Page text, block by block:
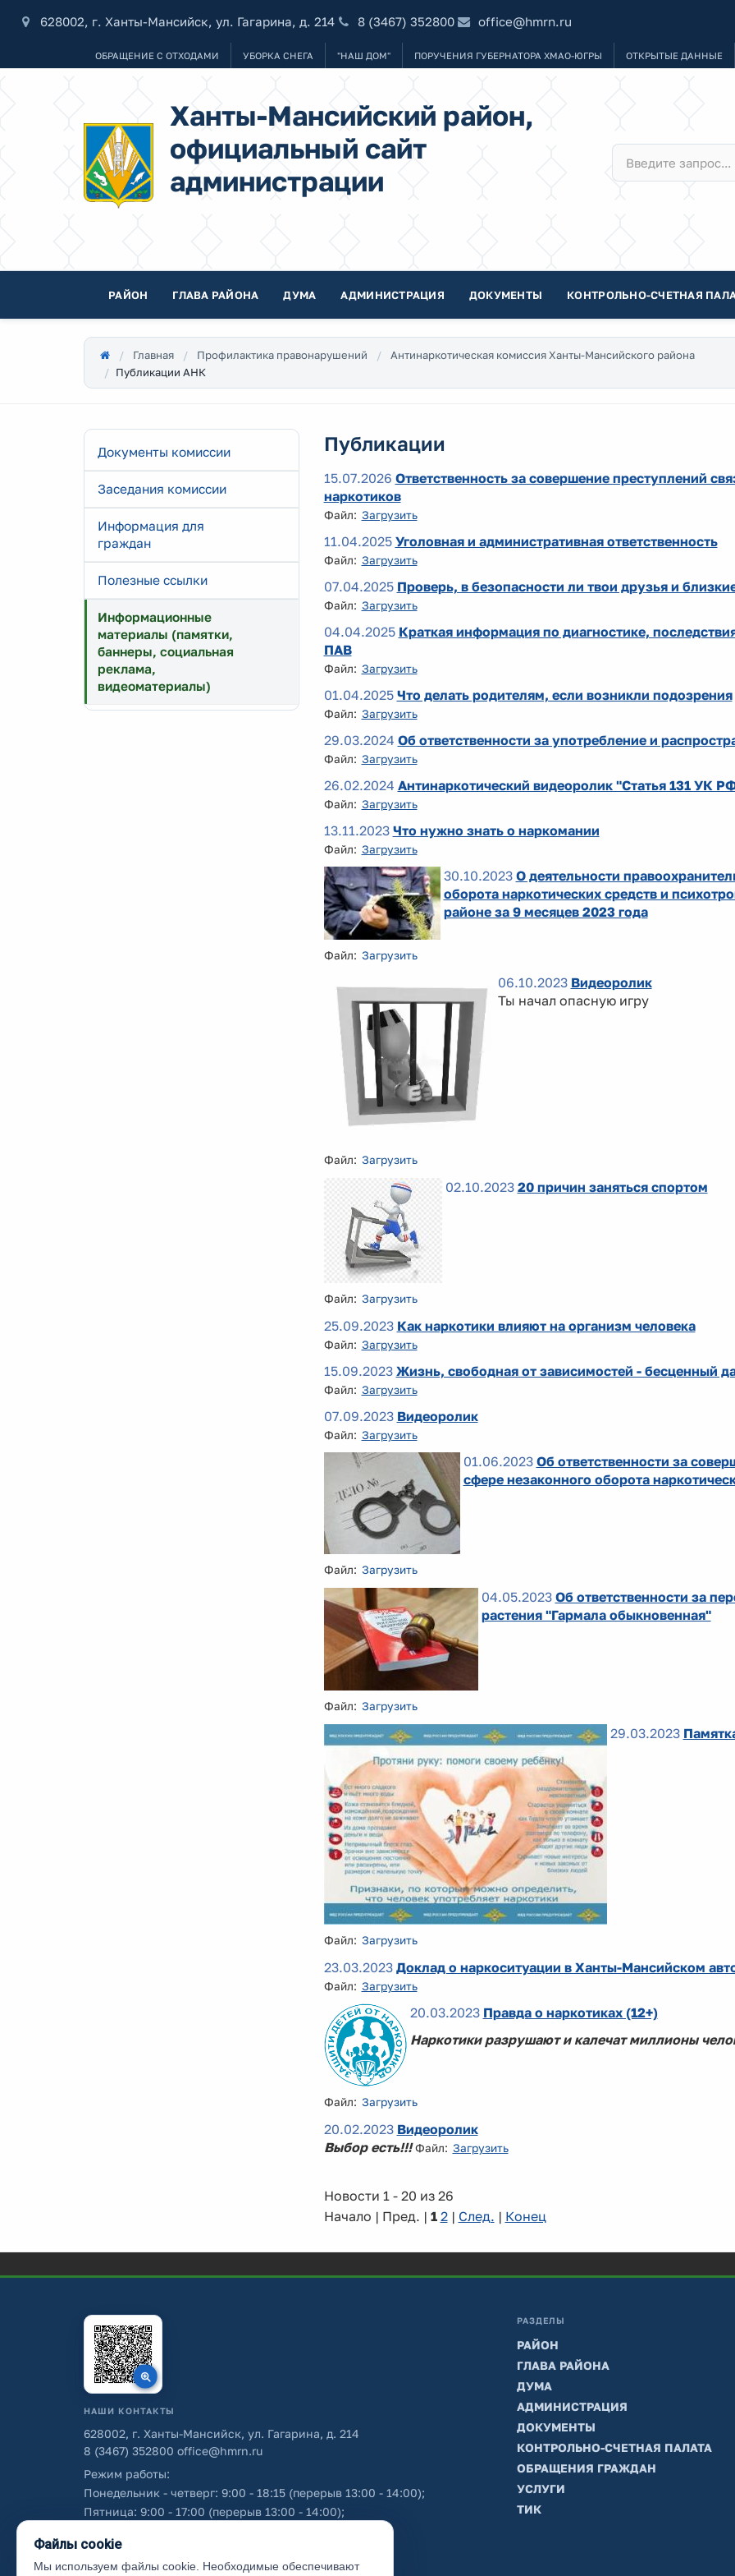
628002, г. Ханты-Мансийск, ул. Гагарина, д. 214 8 (3467) 352800 office@hmrn.ru
ОБРАЩЕНИЕ С ОТХОДАМИ УБОРКА СНЕГА "НАШ ДОМ" ПОРУЧЕНИЯ ГУБЕРНАТОРА ХМАО-ЮГРЫ ОТКРЫТЫЕ ДАННЫЕ
Ханты-Мансийский район,
официальный сайт
администрации
РАЙОН ГЛАВА РАЙОНА ДУМА АДМИНИСТРАЦИЯ ДОКУМЕНТЫ КОНТРОЛЬНО-СЧЕТНАЯ
Главная Профилактика правонарушений
Антинаркотическая комиссия Ханты-Мансийского района
Публикации АНК
Документы комиссии
Заседания комиссии
Информация для
граждан
Полезные ссылки
Информационные
материалы (памятки,
баннеры, социальная
реклама,
видеоматериалы)
Публикации
15.07.2026 Ответственность за совершение преступлений
наркотиков
Файл: Загрузить
11.04.2025 Уголовная и административная ответственность
Файл: Загрузить
07.04.2025 Проверь, в безопасности ли твои друзья и
Файл: Загрузить
04.04.2025 Краткая информация по диагностике,
ПАВ
Файл: Загрузить
01.04.2025 Что делать родителям, если возникли подозрения
Файл: Загрузить
29.03.2024 Об ответственности за употребление и
Файл: Загрузить
26.02.2024 Антинаркотический видеоролик "Статья 131 УК
Файл: Загрузить
13.11.2023 Что нужно знать о наркомании
Файл: Загрузить
30.10.2023 О деятельности
оборота наркотических средств и
районе за 9 месяцев 2023 года
Файл: Загрузить
06.10.2023 Видеоролик
Ты начал опасную игру
Файл: Загрузить
02.10.2023 20 причин заняться спортом
Файл: Загрузить
25.09.2023 Как наркотики влияют на организм человека
Файл: Загрузить
15.09.2023 Жизнь, свободная от зависимостей - бесценный
Файл: Загрузить
07.09.2023 Видеоролик
Файл: Загрузить
01.06.2023 Об ответственности за
сфере незаконного оборота
Файл: Загрузить
04.05.2023 Об ответственности за
растения "Гармала обыкновенная"
Файл: Загрузить
29.03.2023
Файл: Загрузить
23.03.2023 Доклад о наркоситуации в Ханты-Мансийском
Файл: Загрузить
20.03.2023 Правда о наркотиках (12+)
Наркотики разрушают и калечат миллионы
Файл: Загрузить
20.02.2023 Видеоролик
Выбор есть!!! Файл: Загрузить
Новости 1 - 20 из 26
Начало | Пред. | 1 2| След. | Конец
НАШИ КОНТАКТЫ
628002, г. Ханты-Мансийск, ул. Гагарина, д. 214
8 (3467) 352800 office@hmrn.ru
Режим работы:
Понедельник - четверг: 9:00 - 18:15 (перерыв 13:00 - 14:00);
Пятница: 9:00 - 17:00 (перерыв 13:00 - 14:00);
Об использовании персональных данных
РАЗДЕЛЫ
РАЙОН
ГЛАВА РАЙОНА
ДУМА
АДМИНИСТРАЦИЯ
ДОКУМЕНТЫ
КОНТРОЛЬНО-СЧЕТНАЯ ПАЛАТА
ОБРАЩЕНИЯ ГРАЖДАН
УСЛУГИ
ТИК
Файлы cookie
Мы используем файлы cookie. Необходимые обеспечивают